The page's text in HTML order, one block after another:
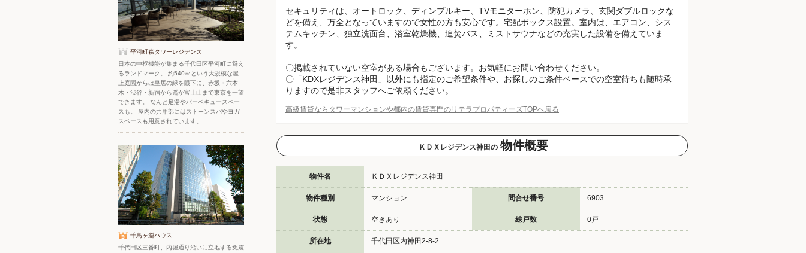
セキュリティは、オートロック、ディンプルキー、TVモニターホン、防犯カメラ、玄関ダブルロックな
どを備え、万全となっていますので女性の方も安心です。宅配ボックス設置。室内は、エアコン、シス
テムキッチン、独立洗面台、浴室乾燥機、追焚バス、ミストサウナなどの充実した設備を備えていま
す。
〇掲載されていない空室がある場合もございます。お気軽にお問い合わせください。
〇「KDXレジデンス神田」以外にも指定のご希望条件や、お探しのご条件ベースでの空室待ちも随時承
りますので是非スタッフへご依頼ください。
高級賃貸ならタワーマンションや都内の賃貸専門のリテラプロパティーズTOPへ戻る
ＫＤＸレジデンス神田の 物件概要
物件名 ＫＤＸレジデンス神田
物件種別 マンション 問合せ番号 6903
状態 空きあり 総戸数 0戸
所在地 千代田区内神田2-8-2
平河町森タワーレジデンス
日本の中枢機能が集まる千代田区平河町に聳え
るランドマーク。 約540㎡という大規模な屋
上庭園からは皇居の緑を眼下に、赤坂・六本
木・渋谷・新宿から遥か富士山まで東京を一望
できます。 なんと足湯やバーベキュースペー
スも。 屋内の共用部にはストーンスパやヨガ
スペースも用意されています。
千鳥ヶ淵ハウス
千代田区三番町、内堀通り沿いに立地する免震